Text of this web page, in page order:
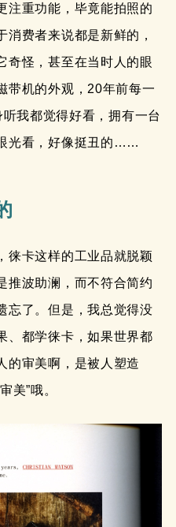
注重功能，毕竟能拍照的
消费者来说都是新鲜的，
奇怪，甚至在当时人的眼
带机的外观，20年前每一
我都觉得好看，拥有一台
光看，好像挺丑的……
徕卡这样的工业品就脱颖
推波助澜，而不符合简约
忘了。但是，我总觉得没
、都学徕卡，如果世界都
的审美啊，是被人塑造
美”哦。